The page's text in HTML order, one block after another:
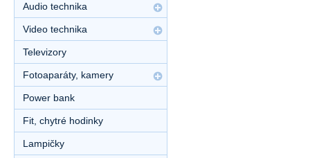
Audio technika
Video technika
Televizory
Fotoaparáty, kamery
Power bank
Fit, chytré hodinky
Lampičky